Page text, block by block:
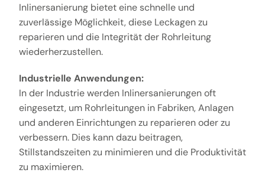
Inlinersanierung bietet eine schnelle und
zuverlässige Möglichkeit, diese Leckagen zu
reparieren und die Integrität der Rohrleitung
wiederherzustellen.
Industrielle Anwendungen:
In der Industrie werden Inlinersanierungen oft
eingesetzt, um Rohrleitungen in Fabriken, Anlagen
und anderen Einrichtungen zu reparieren oder zu
verbessern. Dies kann dazu beitragen,
Stillstandszeiten zu minimieren und die Produktivität
zu maximieren.